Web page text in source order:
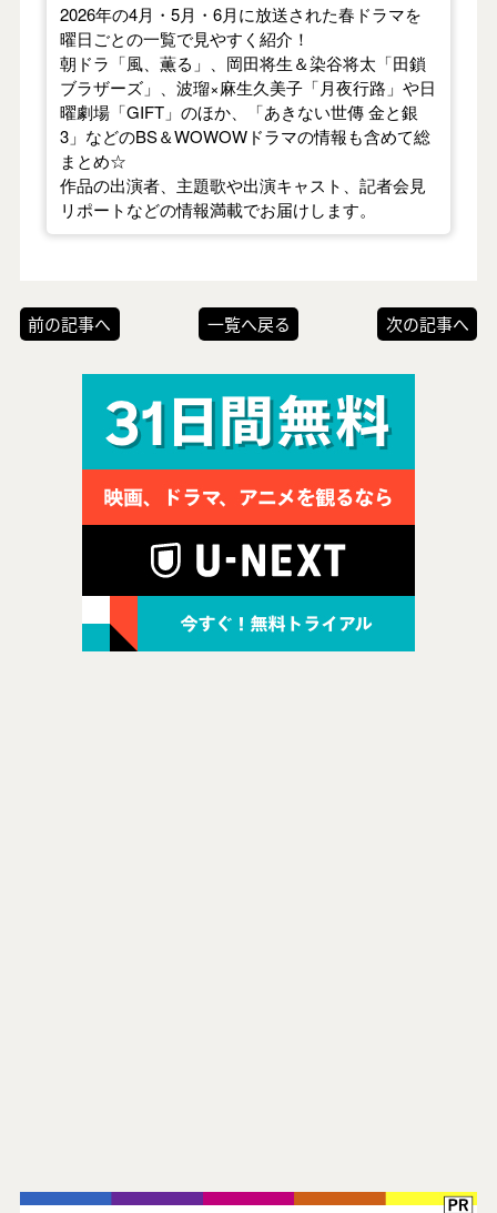
2026年の4月・5月・6月に放送された春ドラマを
曜日ごとの一覧で見やすく紹介！
朝ドラ「風、薫る」、岡田将生＆染谷将太「田鎖
ブラザーズ」、波瑠×麻生久美子「月夜行路」や日
曜劇場「GIFT」のほか、「あきない世傳 金と銀
3」などのBS＆WOWOWドラマの情報も含めて総
まとめ☆
作品の出演者、主題歌や出演キャスト、記者会見
リポートなどの情報満載でお届けします。
前の記事へ 一覧へ戻る 次の記事へ